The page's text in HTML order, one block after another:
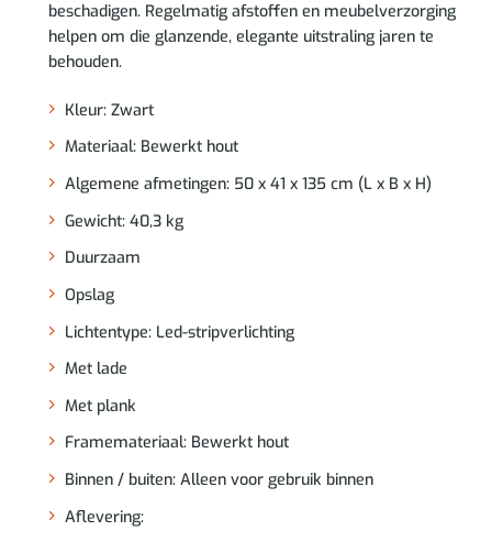
beschadigen. Regelmatig afstoffen en meubelverzorging
helpen om die glanzende, elegante uitstraling jaren te
behouden.
Kleur: Zwart
Materiaal: Bewerkt hout
Algemene afmetingen: 50 x 41 x 135 cm (L x B x H)
Gewicht: 40,3 kg
Duurzaam
Opslag
Lichtentype: Led-stripverlichting
Met lade
Met plank
Framemateriaal: Bewerkt hout
Binnen / buiten: Alleen voor gebruik binnen
Aflevering: